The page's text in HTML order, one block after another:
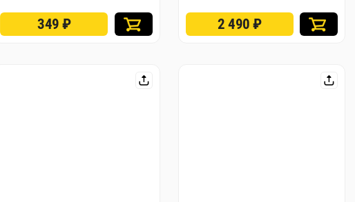
349₽ 2 490₽